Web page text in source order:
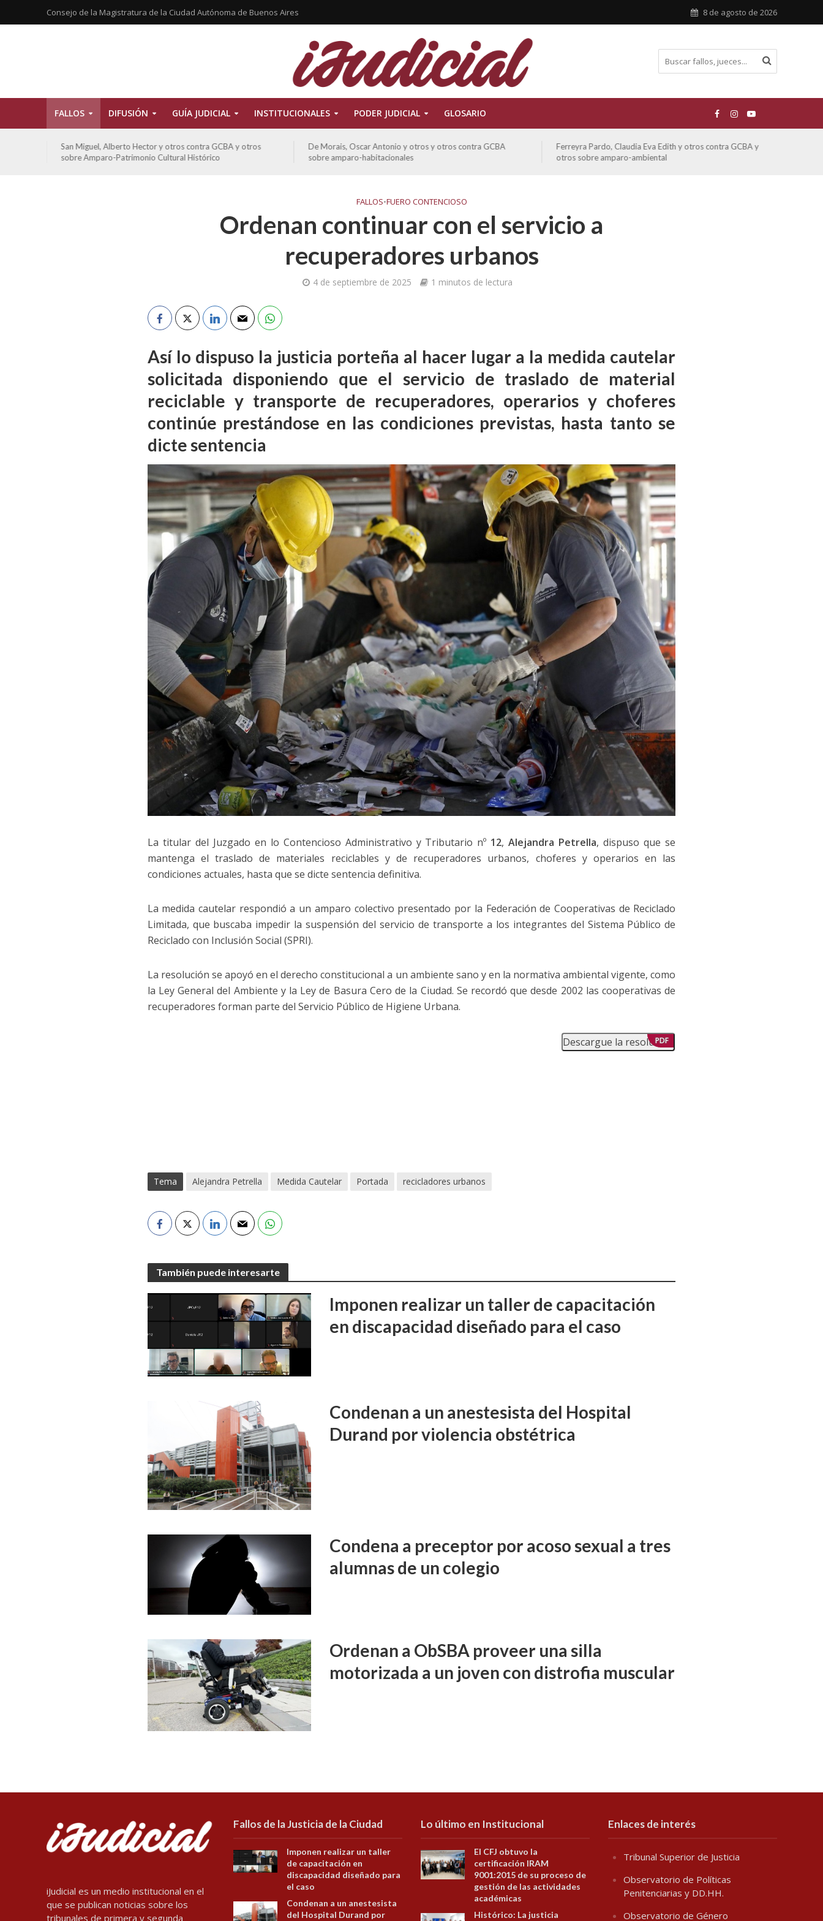
Consejo de la Magistratura de la Ciudad Autónoma de Buenos Aires 8 de agosto de 2026
FALLOS DIFUSIÓN GUÍA JUDICIAL INSTITUCIONALES PODER JUDICIAL GLOSARIO
San Miguel, Alberto Hector y otros contra GCBA y otros
sobre Amparo-Patrimonio Cultural Histórico
De Morais, Oscar Antonio y otros y otros contra GCBA
sobre amparo-habitacionales
Ferreyra Pardo, Claudia Eva Edith y otros contra GCBA y
otros sobre amparo-ambiental
FALLOS•FUERO CONTENCIOSO
Ordenan continuar con el servicio a
recuperadores urbanos
4 de septiembre de 2025 1 minutos de lectura
Así lo dispuso la justicia porteña al hacer lugar a la medida cautelar
solicitada disponiendo que el servicio de traslado de material
reciclable y transporte de recuperadores, operarios y choferes
continúe prestándose en las condiciones previstas, hasta tanto se
dicte sentencia
La titular del Juzgado en lo Contencioso Administrativo y Tributario nº 12,Alejandra Petrella, dispuso que se
mantenga el traslado de materiales reciclables y de recuperadores urbanos, choferes y operarios en las
condiciones actuales, hasta que se dicte sentencia definitiva.
La medida cautelar respondió a un amparo colectivo presentado por la Federación de Cooperativas de Reciclado
Limitada, que buscaba impedir la suspensión del servicio de transporte a los integrantes del Sistema Público de
Reciclado con Inclusión Social (SPRI).
La resolución se apoyó en el derecho constitucional a un ambiente sano y en la normativa ambiental vigente, como
la Ley General del Ambiente y la Ley de Basura Cero de la Ciudad. Se recordó que desde 2002 las cooperativas de
recuperadores forman parte del Servicio Público de Higiene Urbana.
Descargue la resolución
PDF
Tema Alejandra Petrella Medida Cautelar Portada recicladores urbanos
También puede interesarte
Imponen realizar un taller de capacitación
en discapacidad diseñado para el caso
Condenan a un anestesista del Hospital
Durand por violencia obstétrica
Condena a preceptor por acoso sexual a tres
alumnas de un colegio
Ordenan a ObSBA proveer una silla
motorizada a un joven con distrofia muscular
iJudicial es un medio institucional en el
que se publican noticias sobre los
tribunales de primera y segunda
Fallos de la Justicia de la Ciudad
Imponen realizar un taller
de capacitación en
discapacidad diseñado para
el caso
Condenan a un anestesista
del Hospital Durand por
Lo último en Institucional
El CFJ obtuvo la
certificación IRAM
9001:2015 de su proceso de
gestión de las actividades
académicas
Histórico: La justicia
Enlaces de interés
Tribunal Superior de Justicia
Observatorio de Políticas
Penitenciarias y DD.HH.
Observatorio de Género